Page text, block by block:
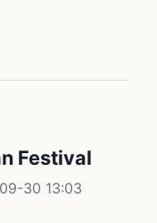
Festival
30 13:03